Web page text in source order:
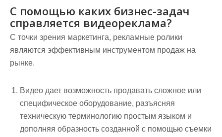
С помощью каких бизнес-задач
справляется видеореклама?
С точки зрения маркетинга, рекламные ролики
являются эффективным инструментом продаж на
рынке.
Видео дает возможность продавать сложное или
специфическое оборудование, разъясняя
техническую терминологию простым языком и
дополняя образность созданной с помощью съемки